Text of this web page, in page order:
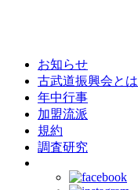
お知らせ
古武道振興会とは
年中行事
加盟流派
規約
調査研究